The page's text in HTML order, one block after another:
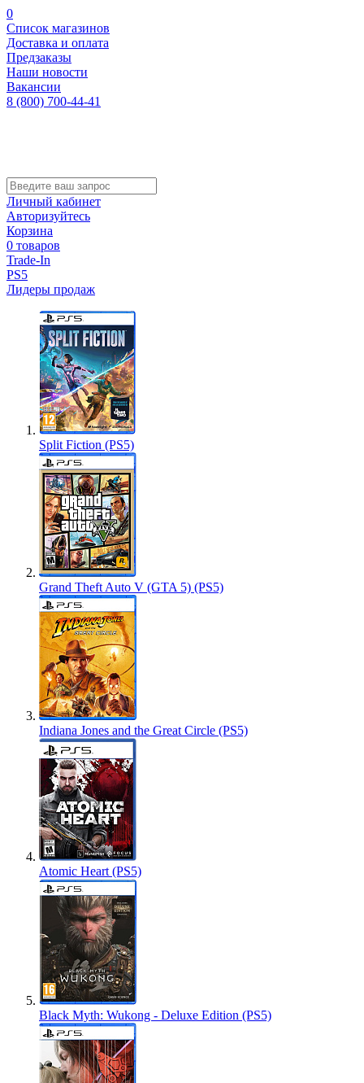
0
Список магазинов
Доставка и оплата
Предзаказы
Наши новости
Вакансии
8 (800) 700-44-41
Личный кабинет
Авторизуйтесь
Корзина
0 товаров
Trade-In
PS5
Лидеры продаж
Split Fiction (PS5)
Grand Theft Auto V (GTA 5) (PS5)
Indiana Jones and the Great Circle (PS5)
Atomic Heart (PS5)
Black Myth: Wukong - Deluxe Edition (PS5)